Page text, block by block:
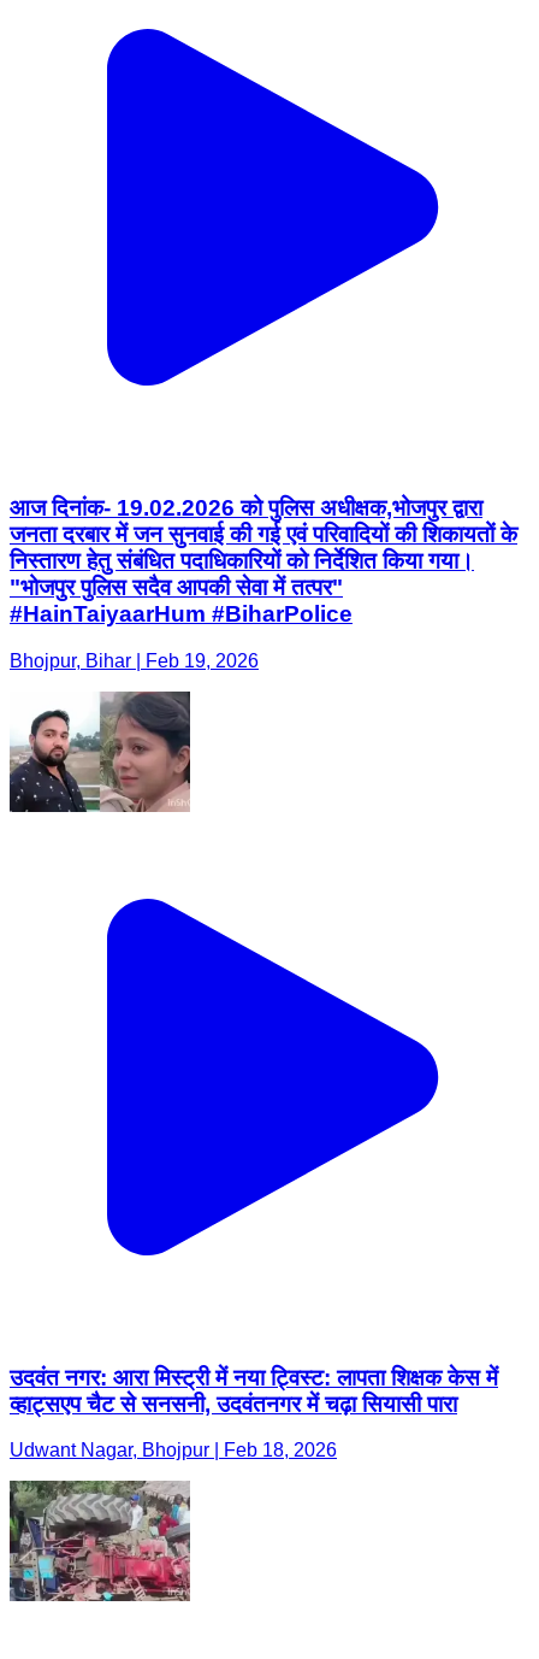
आज दिनांक- 19.02.2026 को पुलिस अधीक्षक,भोजपुर द्वारा
जनता दरबार में जन सुनवाई की गई एवं परिवादियों की शिकायतों के
निस्तारण हेतु संबंधित पदाधिकारियों को निर्देशित किया गया।
"भोजपुर पुलिस सदैव आपकी सेवा में तत्पर"
#HainTaiyaarHum #BiharPolice
Bhojpur, Bihar | Feb 19, 2026
उदवंत नगर: आरा मिस्ट्री में नया ट्विस्ट: लापता शिक्षक केस में
व्हाट्सएप चैट से सनसनी, उदवंतनगर में चढ़ा सियासी पारा
Udwant Nagar, Bhojpur | Feb 18, 2026